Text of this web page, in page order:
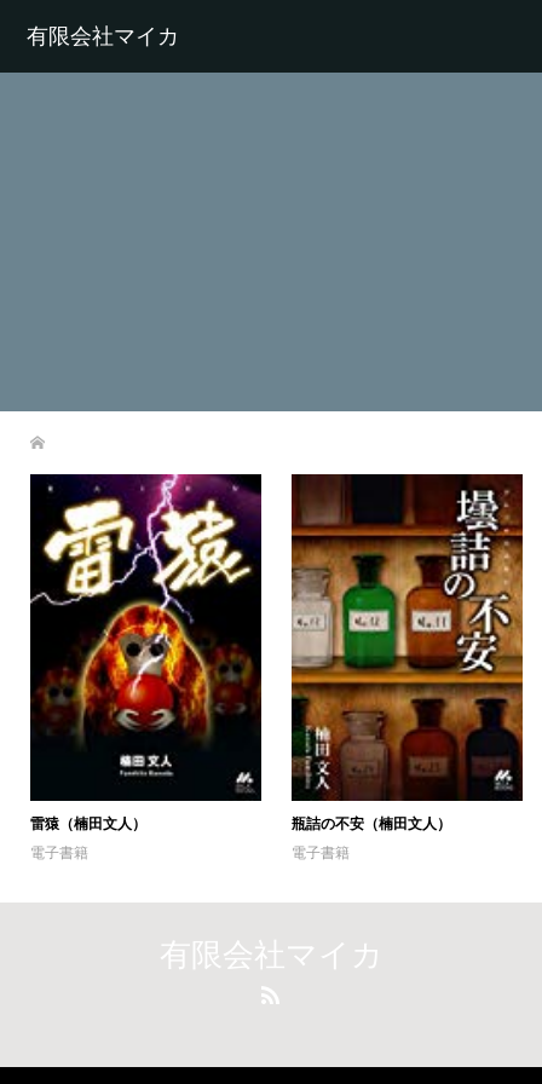
有限会社マイカ
雷猿（楠田文人）
電子書籍
瓶詰の不安（楠田文人）
電子書籍
有限会社マイカ